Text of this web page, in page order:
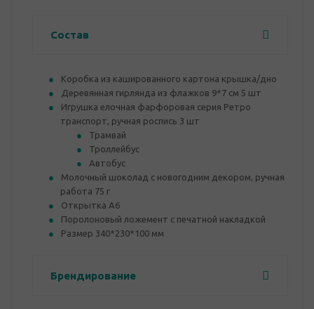
Состав
Коробка из кашированного картона крышка/дно
Деревянная гирлянда из флажков 9*7 см 5 шт
Игрушка елочная фарфоровая серия Ретро
транспорт, ручная роспись 3 шт
Трамвай
Троллейбус
Автобус
Молочный шоколад с новогодним декором, ручная
работа 75 г
Открытка А6
Поролоновый ложемент с печатной накладкой
Размер 340*230*100 мм
Брендирование